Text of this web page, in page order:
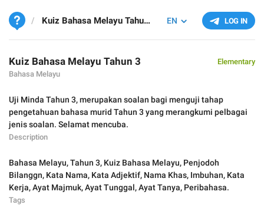
LOG IN
EN
Kuiz Bahasa Melayu Tahun 3
Kuiz Bahasa Melayu Tahun 3
Bahasa Melayu
Elementary
Uji Minda Tahun 3, merupakan soalan bagi menguji tahap
pengetahuan bahasa murid Tahun 3 yang merangkumi pelbagai
jenis soalan. Selamat mencuba.
Description
Bahasa Melayu,Tahun 3, Kuiz Bahasa Melayu, Penjodoh
Bilanggn, Kata Nama, Kata Adjektif, Nama Khas, Imbuhan, Kata
Kerja,Ayat Majmuk,Ayat Tunggal,Ayat Tanya, Peribahasa.
Tags